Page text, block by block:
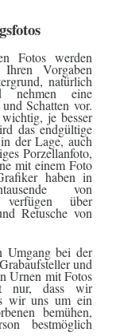
Fotos werden
Vorgaben
natürlich
nehmen eine
Schatten vor.
je besser
das endgültige
der Lage, auch
Porzellanfoto,
mit einem Foto
haben in
von
verfügen über
Retusche von
Umgang bei der
und
Urnen mit Fotos
nur, dass wir
wir uns um ein
bemühen,
bestmöglich